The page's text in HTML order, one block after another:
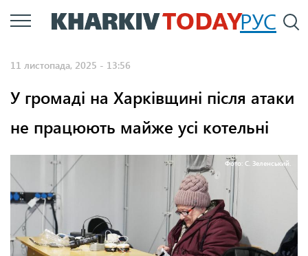
Перейти
до
РУС
11 листопада, 2025 - 13:56
У громаді на Харківщині після атаки
не працюють майже усі котельні
Фото: С. Зеленський.